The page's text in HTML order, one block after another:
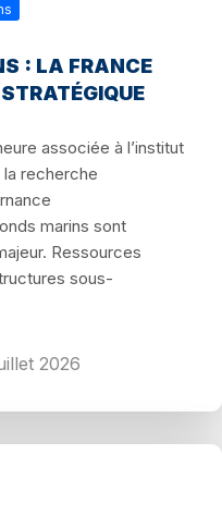
: LA FRANCE
associée à l’institut
recherche
marins sont
Ressources
sous-
2026